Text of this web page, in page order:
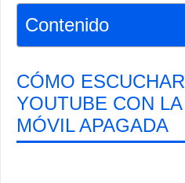
Contenido
CÓMO
YOUTUBE CON
MÓVIL APAGADA